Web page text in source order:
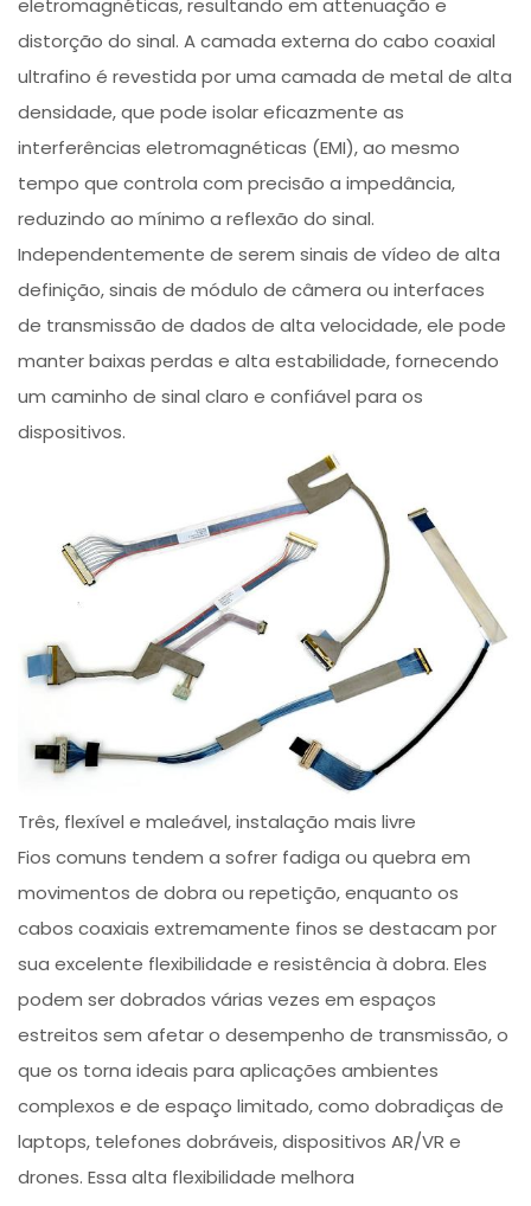
distorção do sinal. A camada externa do cabo coaxial
ultrafino é revestida por uma camada de metal de alta
densidade, que pode isolar eficazmente as
interferências eletromagnéticas (EMI), ao mesmo
tempo que controla com precisão a impedância,
reduzindo ao mínimo a reflexão do sinal.
Independentemente de serem sinais de vídeo de alta
definição, sinais de módulo de câmera ou interfaces
de transmissão de dados de alta velocidade, ele pode
manter baixas perdas e alta estabilidade, fornecendo
um caminho de sinal claro e confiável para os
dispositivos.
Três, flexível e maleável, instalação mais livre
Fios comuns tendem a sofrer fadiga ou quebra em
movimentos de dobra ou repetição, enquanto os
cabos coaxiais extremamente finos se destacam por
sua excelente flexibilidade e resistência à dobra. Eles
podem ser dobrados várias vezes em espaços
estreitos sem afetar o desempenho de transmissão, o
que os torna ideais para aplicações ambientes
complexos e de espaço limitado, como dobradiças de
laptops, telefones dobráveis, dispositivos AR/VR e
drones. Essa alta flexibilidade melhora